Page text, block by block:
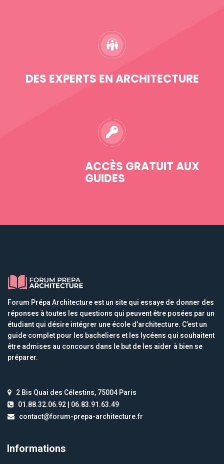
DES EXPERTS EN ARCHITECTURE
ACCÈS GRATUIT AUX
GUIDES
Forum Prépa Architecture est un site qui essaye de donner des
réponses à toutes les questions qui peuvent être posées par un
étudiant qui désire intégrer une école d’architecture. C’est un
guide complet pour les bacheliers et les lycéens qui souhaitent
être admises au concours dans le but de les aider à bien se
préparer.
2 Bis Quai des Célestins, 75004 Paris
01.88.32.06.92 | 06.83.91.63.49
contact@forum-prepa-architecture.fr
Informations